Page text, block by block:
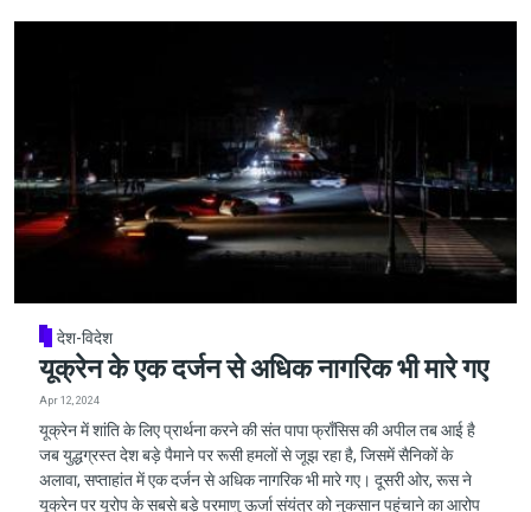
देश-विदेश
यूक्रेन के एक दर्जन से अधिक नागरिक भी मारे गए
Apr 12, 2024
यूक्रेन में शांति के लिए प्रार्थना करने की संत पापा फ्राँसिस की अपील तब आई है
जब युद्धग्रस्त देश बड़े पैमाने पर रूसी हमलों से जूझ रहा है, जिसमें सैनिकों के
अलावा, सप्ताहांत में एक दर्जन से अधिक नागरिक भी मारे गए। दूसरी ओर, रूस ने
यूक्रेन पर यूरोप के सबसे बड़े परमाणु ऊर्जा संयंत्र को नुकसान पहुंचाने का आरोप